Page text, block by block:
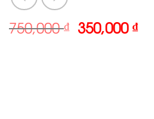
750,000₫ Giá
gốc
350,000₫Giá